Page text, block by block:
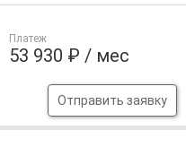
Платеж
53 930 ₽ / мес
Отправить заявку